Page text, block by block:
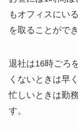
もオフィスにい
を取ることができ
退社は16時ごろ
くないときは早
忙しいときは勤
す。